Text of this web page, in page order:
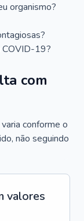
organismo?
COVID-19?
com
conforme o
não seguindo
valores